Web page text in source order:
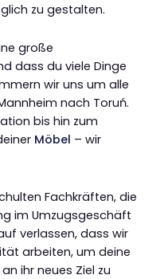
zu gestalten.
große
dass du viele Dinge
wir uns um alle
nach Toruń.
bis hin zum
Möbel – wir
Fachkräften, die
im Umzugsgeschäft
verlassen, dass wir
arbeiten, um deine
ihr neues Ziel zu